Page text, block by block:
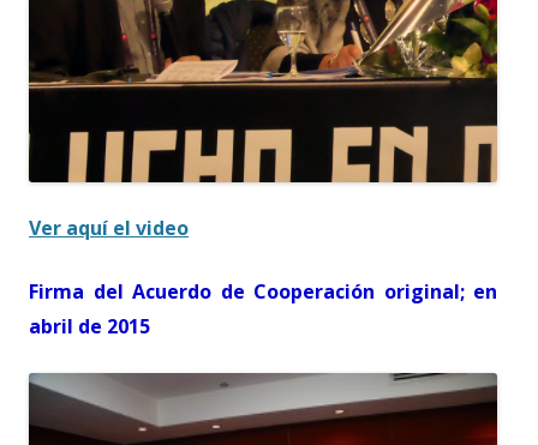
Ver aquí el video
Firma del Acuerdo de Cooperación original; en
abril de 2015